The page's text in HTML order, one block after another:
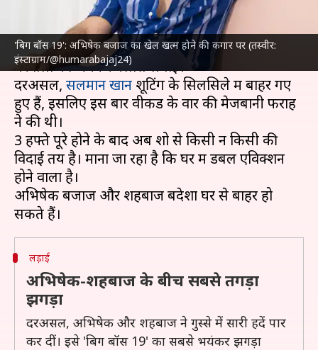
'बिग बॉस 19': अभिषेक बजाज का खेल खत्म होने की कगार पर (तस्वीर:
इंस्टाग्राम/@humarabajaj24)
'बिग बॉस 19' के इस वीकेंड के वार मेंफराह खानने
घरवालों की जमकर क्लास लगाई।
दरअसल, सलमान खान शूटिंग के सिलसिले में बाहर गए
हुए हैं, इसलिए इस बार वीकेंड के वार की मेजबानी फराह
ने की थी।
3 हफ्ते पूरे होने के बाद अब शो से किसी न किसी की
विदाई तय है। माना जा रहा है कि घर में डबल एविक्शन
होने वाला है।
अभिषेक बजाज और शहबाज बदेशा घर से बाहर हो
लड़ाई
अभिषेक-शहबाज के बीच सबसे तगड़ा
झगड़ा
दरअसल, अभिषेक और शहबाज ने गुस्से में सारी हदें पार
कर दीं। इसे 'बिग बॉस 19' का सबसे भयंकर झगड़ा